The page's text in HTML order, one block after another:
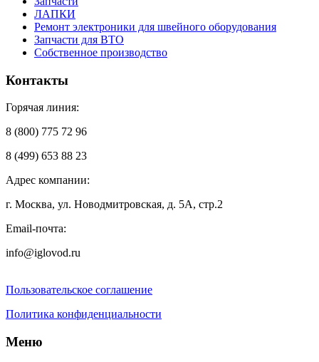
ЛАПКИ
Ремонт электроники для швейного оборудования
Запчасти для ВТО
Собственное производство
Контакты
Горячая линия:
8 (800) 775 72 96
8 (499) 653 88 23
Адрес компании:
г. Москва, ул. Новодмитровская, д. 5А, стр.2
Email-почта:
info@iglovod.ru
Пользовательское соглашение
Политика конфиденциальности
Меню